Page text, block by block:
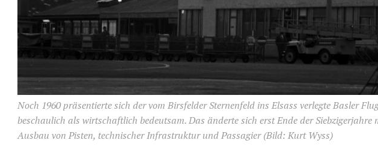
Noch 1960 präsentierte sich der vom Birsfelder Sternenfeld ins Elsass verlegte Basler
beschaulich als wirtschaftlich bedeutsam. Das änderte sich erst Ende der Siebzigerjahre
Ausbau von Pisten, technischer Infrastruktur und Passagier(Bild: Kurt Wyss)